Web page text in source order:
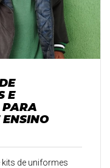
E
PARA
de uniformes